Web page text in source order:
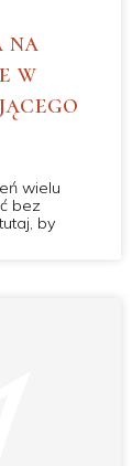
na
w
wielu
bez
by